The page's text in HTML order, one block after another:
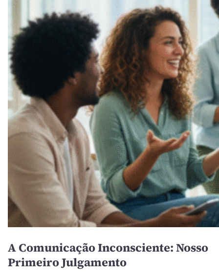
A Comunicação Inconsciente: Nosso
Primeiro Julgamento